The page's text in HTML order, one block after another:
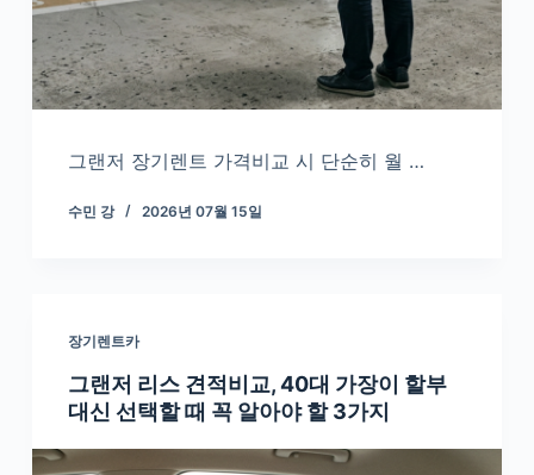
그랜저 장기렌트 가격비교 시 단순히 월 …
수민 강 2026년 07월 15일
장기렌트카
그랜저 리스 견적비교, 40대 가장이 할부
대신 선택할 때 꼭 알아야 할 3가지